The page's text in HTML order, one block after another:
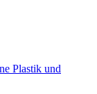
Plastik und